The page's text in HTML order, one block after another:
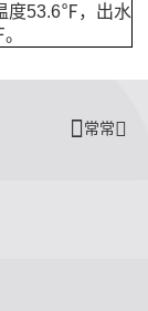
度53.6℉，出水
常常